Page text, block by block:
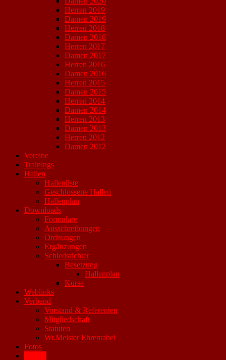
Herren 2019
Damen 2019
Herren 2018
Damen 2018
Herren 2017
Damen 2017
Herren 2016
Damen 2016
Herren 2015
Damen 2015
Herren 2014
Damen 2014
Herren 2013
Damen 2013
Herren 2012
Damen 2012
Vereine
Trainings
Hallen
Hallenliste
Geschlossene Hallen
Hallenplan
Downloads
Formulare
Ausschreibungen
Ordnungen
Ergänzungen
Schiedsrichter
Besetzung
Hallenplan
Kurse
Weblinks
Verband
Vorstand & Referenten
Mitgliedschaft
Statuten
Wr.Meister Ehrentabel
Fotos